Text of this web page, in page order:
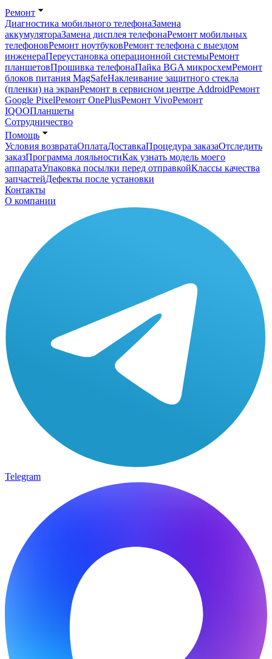
Ремонт
Диагностика мобильного телефонаЗамена
аккумулятораЗамена дисплея телефонаРемонт мобильных
телефоновРемонт ноутбуковРемонт телефона с выездом
инженераПереустановка операционной системыРемонт
планшетовПрошивка телефонаПайка BGA микросхемРемонт
блоков питания MagSafeНаклеивание защитного стекла
(пленки) на экранРемонт в сервисном центре AddroidРемонт
Google PixelРемонт OnePlusРемонт VivoРемонт
IQOOПланшеты
Сотрудничество
Помощь
Условия возвратаОплатаДоставкаПроцедура заказаОтследить
заказПрограмма лояльностиКак узнать модель моего
аппаратаУпаковка посылки перед отправкойКлассы качества
запчастейДефекты после установки
Контакты
О компании
Telegram